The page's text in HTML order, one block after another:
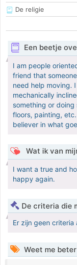
De religie
Een beetje
I am people
friend that
need help moving.
mechanically
something or
floors, painting,
believer in what
Wat ik van
I want a true and
happy again.
De criteria die
Er zijn geen criteria
Weet me beter